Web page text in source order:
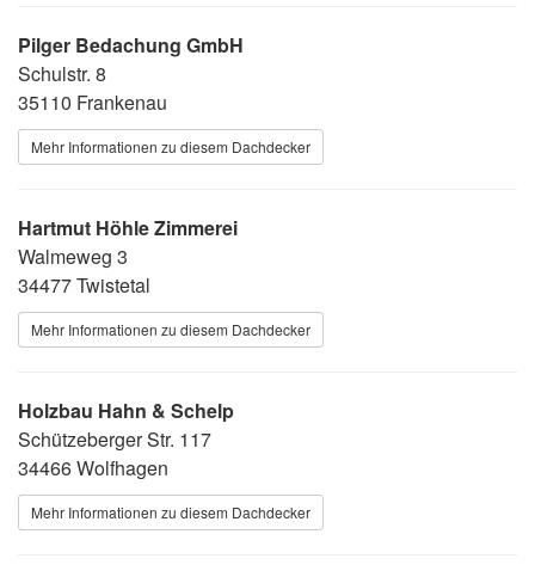
Pilger Bedachung GmbH
Schulstr. 8
35110 Frankenau
Mehr Informationen zu diesem Dachdecker
Hartmut Höhle Zimmerei
Walmeweg 3
34477 Twistetal
Mehr Informationen zu diesem Dachdecker
Holzbau Hahn & Schelp
Schützeberger Str. 117
34466 Wolfhagen
Mehr Informationen zu diesem Dachdecker